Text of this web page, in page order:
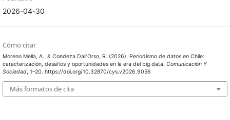
2026-04-30
Cómo citar
Moreno Mella, A., & Condeza Dall’Orso, R. (2026). Periodismo de datos en Chile:
caracterización, desafíos y oportunidades en la era del big data. Comunicación Y
Sociedad, 1–20. https://doi.org/10.32870/cys.v2026.9056
Más formatos de cita